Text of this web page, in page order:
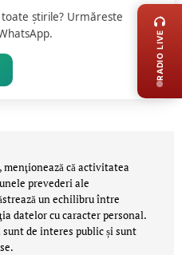
știrile? Urmăreste
menţionează că activitatea
prevederi ale
un echilibru între
datelor cu caracter personal.
de interes public și sunt
RADIO LIVE